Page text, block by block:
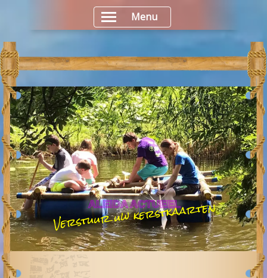
ALEIDA ACTUEEL
Verstuur uw kerst­kaarten
Menu